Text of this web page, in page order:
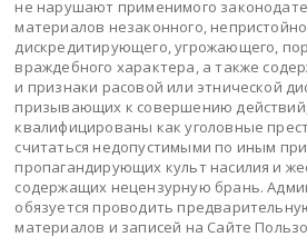
не нарушают применимого
материалов незаконного,
дискредитирующего, угрожающего,
враждебного характера, а также
и признаки расовой или этнической
призывающих к совершению
квалифицированы как уголовные
считаться недопустимыми по иным
пропагандирующих культ насилия и
содержащих нецензурную брань.
обязуется проводить
материалов и записей на Сайте